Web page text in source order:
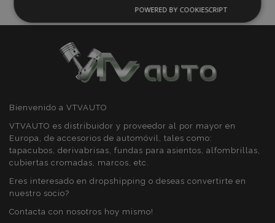
Bienvenido a VTVAUTO
VTVAUTO es distribuidor y proveedor al por mayor en
Europa, de accesorios de automóvil, tales como:
tapacubos, derivabrisas, fundas para asientos, alfombrillas,
cubiertas cromadas, marcos, etc.
Eres interesado en dropshipping o deseas convertirte en
nuestro socio?
Contacta con nosotros hoy mismo!
estrictamente
Cookies de
rendimiento
Cookies de
Cookies de
Cookies estrictamente necesarias
Cookies de preferencias
POWERED BY COOKIESCRIPT